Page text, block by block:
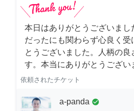
本日はありがとうございまし
だったにも関わらず心良く
とうございました。人柄の良
す。本当にありがとうござい
依頼されたチケット
a-panda check_circle